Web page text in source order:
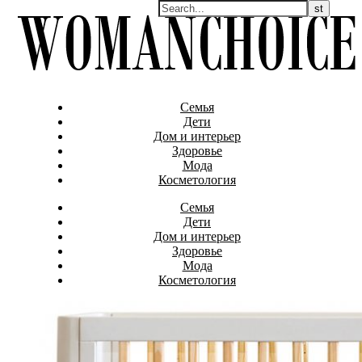
Семья
Дети
Дом и интерьер
Здоровье
Мода
Косметология
Семья
Дети
Дом и интерьер
Здоровье
Мода
Косметология